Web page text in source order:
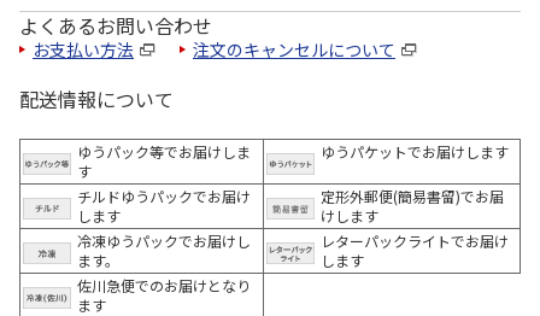
よくあるお問い合わせ
お支払い方法 注文のキャンセルについて
配送情報について
ゆうパック等でお届けしま
す
ゆうパケットでお届けします
チルドゆうパックでお届け
します
定形外郵便(簡易書留)でお届
けします
冷凍ゆうパックでお届けし
ます。
レターパックライトでお届け
します
佐川急便でのお届けとなり
ます